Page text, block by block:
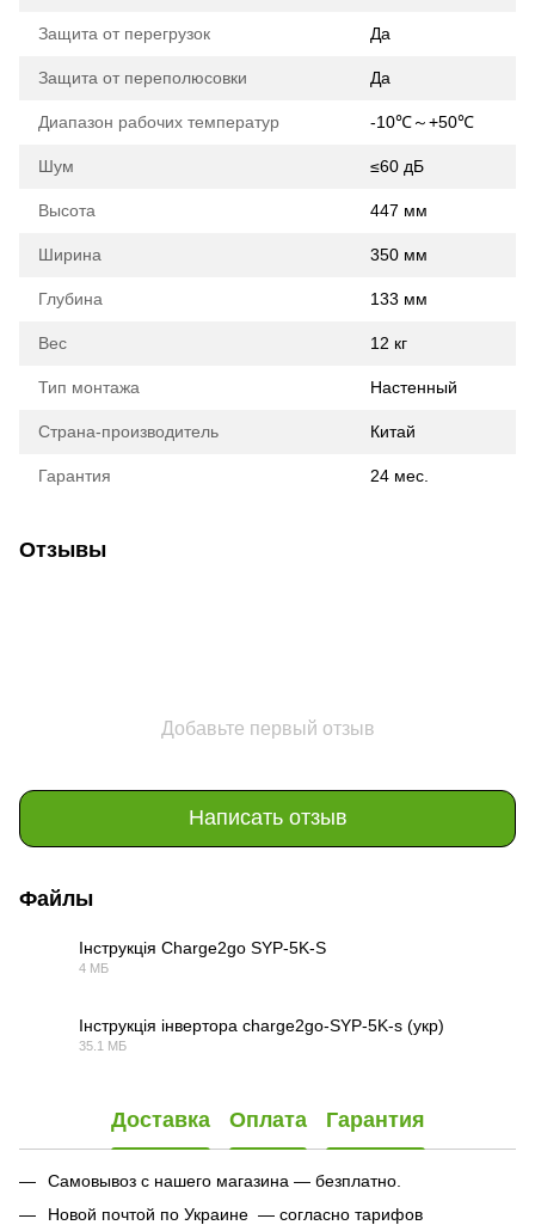
Защита от перегрузок Да
Защита от переполюсовки Да
Диапазон рабочих температур -10℃～+50℃
Шум ≤60 дБ
Высота 447 мм
Ширина 350 мм
Глубина 133 мм
Вес 12 кг
Тип монтажа Настенный
Страна-производитель Китай
Гарантия 24 мес.
Отзывы
Добавьте первый отзыв
Написать отзыв
Файлы
Інструкція Charge2go SYP-5K-S
4 МБ
Інструкція інвертора charge2go-SYP-5K-s (укр)
35.1 МБ
Доставка Оплата Гарантия
Самовывоз с нашего магазина — безплатно.
Новой почтой по Украине — согласно тарифов